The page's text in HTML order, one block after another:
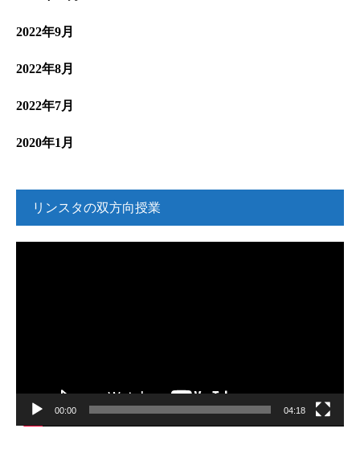
2022年9月
2022年8月
2022年7月
2020年1月
リンスタの双方向授業
00:00 04:18